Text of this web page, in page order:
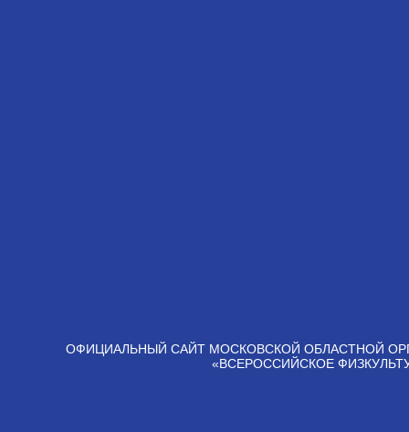
ОФИЦИАЛЬНЫЙ САЙТ МОСКОВСКОЙ ОБЛАСТНОЙ
«ВСЕРОССИЙСКОЕ